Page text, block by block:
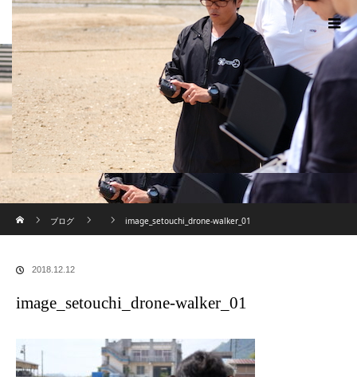
ブログ
image_setouchi_drone-walker_01
2018.12.12
image_setouchi_drone-walker_01